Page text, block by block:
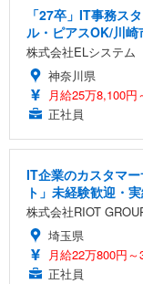
「27卒」IT事務ス
ル・ピアスOK/川崎
株式会社ELシステム
神奈川県
月給25万8,100円
正社員
IT企業のカスタマ
ト」未経験歓迎・
株式会社RIOT
埼玉県
月給22万800円
正社員